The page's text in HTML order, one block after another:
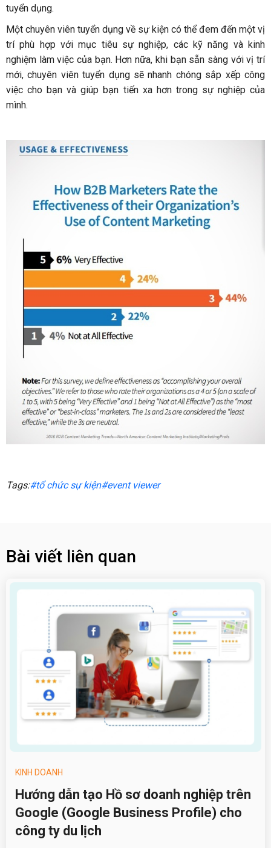
tuyển dụng.
Một chuyên viên tuyển dụng về sự kiện có thể đem đến một vị
trí phù hợp với mục tiêu sự nghiệp, các kỹ năng và kinh
nghiệm làm việc của bạn. Hơn nữa, khi bạn sẵn sàng với vị trí
mới, chuyên viên tuyển dụng sẽ nhanh chóng sắp xếp công
việc cho bạn và giúp bạn tiến xa hơn trong sự nghiệp của
mình.
Tags:#tổ chức sự kiện#event viewer
Bài viết liên quan
KINH DOANH
Hướng dẫn tạo Hồ sơ doanh nghiệp trên
Google (Google Business Profile) cho
công ty du lịch